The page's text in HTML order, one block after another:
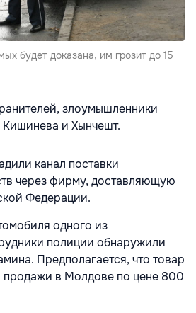
будет доказана, им грозит до 15
злоумышленники
и Хынчешт.
канал поставки
через фирму, доставляющую
Федерации.
одного из
полиции обнаружили
Предполагается, что товар
продажи в Молдове по цене 800